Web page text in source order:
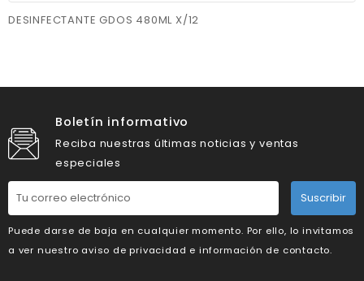
DESINFECTANTE GDOS 480ML X/12
Boletín informativo
Reciba nuestras últimas noticias y ventas
especiales
Suscribir
Puede darse de baja en cualquier momento. Por ello, lo invitamos
a ver nuestro aviso de privacidad e información de contacto.